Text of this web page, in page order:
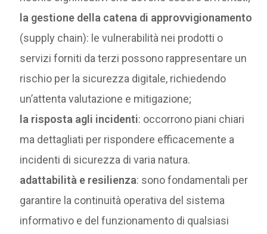
la gestione della catena di approvvigionamento
(supply chain): le vulnerabilità nei prodotti o
servizi forniti da terzi possono rappresentare un
rischio per la sicurezza digitale, richiedendo
un’attenta valutazione e mitigazione;
la risposta agli incidenti: occorrono piani chiari
ma dettagliati per rispondere efficacemente a
incidenti di sicurezza di varia natura.
adattabilità e resilienza: sono fondamentali per
garantire la continuità operativa del sistema
informativo e del funzionamento di qualsiasi